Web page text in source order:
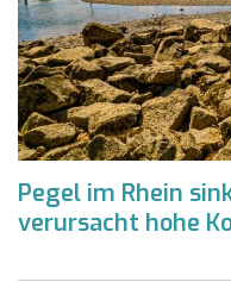
Pegel im Rhein
verursacht hohe